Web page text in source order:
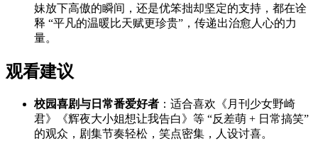
妹放下高傲的瞬间，还是优笨拙却坚定的支持，都在诠
释 “平凡的温暖比天赋更珍贵”，传递出治愈人心的力
量。
观看建议
校园喜剧与日常番爱好者 ：适合喜欢《月刊少女野崎
君》《辉夜大小姐想让我告白》等 “反差萌 + 日常搞笑”
的观众，剧集节奏轻松，笑点密集，人设讨喜。